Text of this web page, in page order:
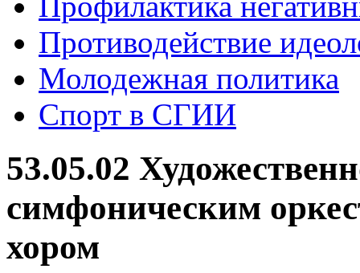
Противодействие
Молодежная политика
Спорт в СГИИ
53.05.02
симфоническим
хором